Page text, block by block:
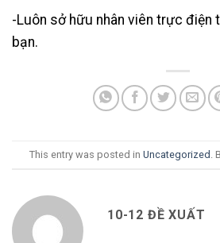
-Luôn sở hữu nhân viên trực điện
bạn.
This entry was posted in Uncategorized .
10-12 ĐỀ XUẤT